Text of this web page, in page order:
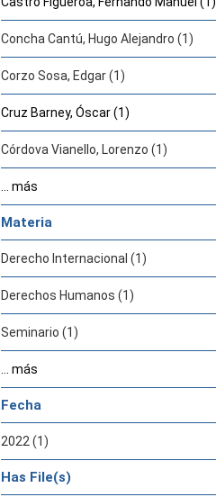
Concha Cantú, Hugo Alejandro (1)
Corzo Sosa, Edgar (1)
Cruz Barney, Óscar (1)
Córdova Vianello, Lorenzo (1)
... más
Materia
Derecho Internacional (1)
Derechos Humanos (1)
Seminario (1)
... más
Fecha
2022 (1)
Has File(s)